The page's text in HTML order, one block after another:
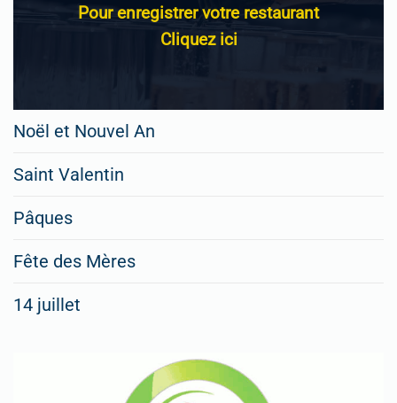
Pour enregistrer votre restaurant
Cliquez ici
Noël et Nouvel An
Saint Valentin
Pâques
Fête des Mères
14 juillet